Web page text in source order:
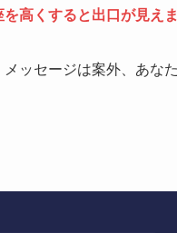
を高くすると出口が見えま
ッセージは案外、あな